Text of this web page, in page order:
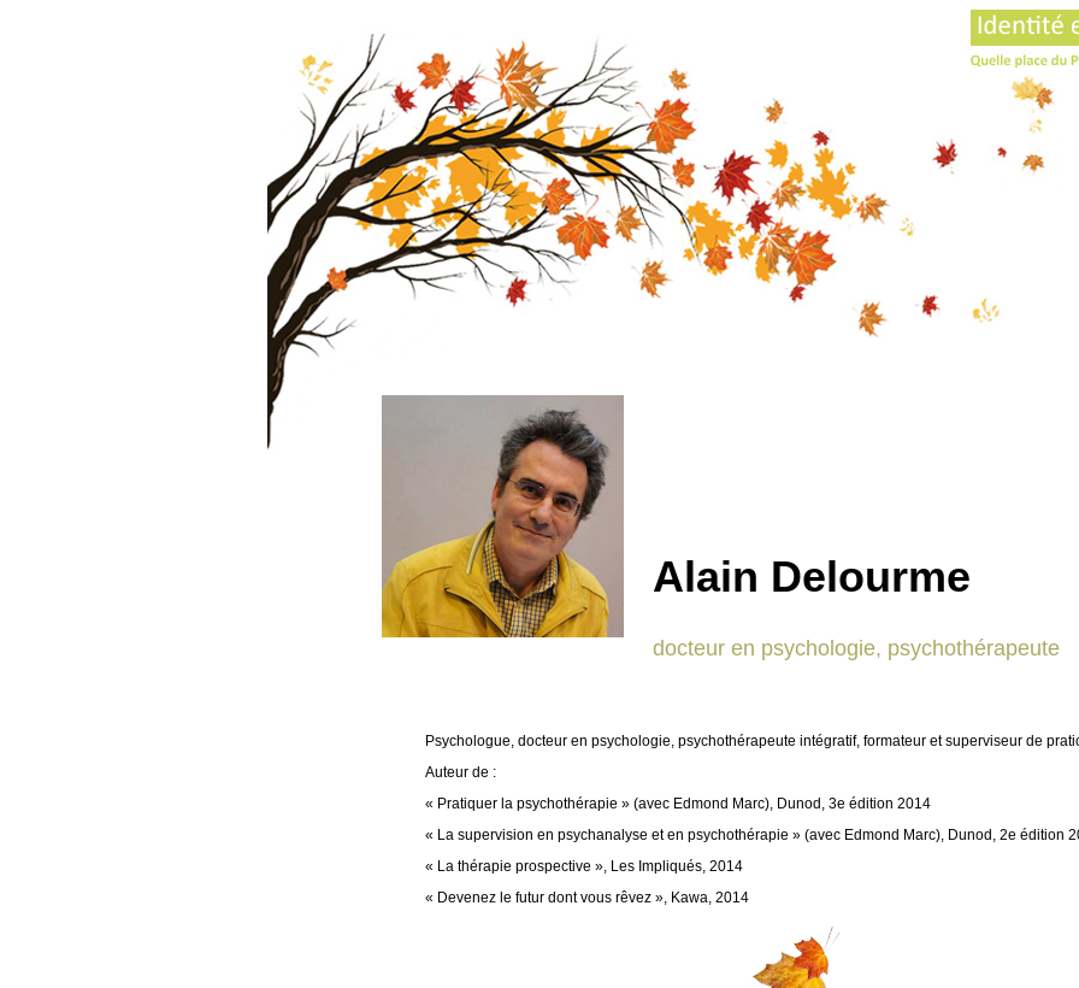
Psychologue, docteur en psychologie, psychothérapeute intégratif, formateur et superviseur de
Auteur de :
« Pratiquer la psychothérapie » (avec Edmond Marc), Dunod, 3e édition 2014
« La supervision en psychanalyse et en psychothérapie » (avec Edmond Marc), Dunod, 2e édition
« La thérapie prospective », Les Impliqués, 2014
« Devenez le futur dont vous rêvez », Kawa, 2014
Alain Delourme
docteur en psychologie, psychothérapeute